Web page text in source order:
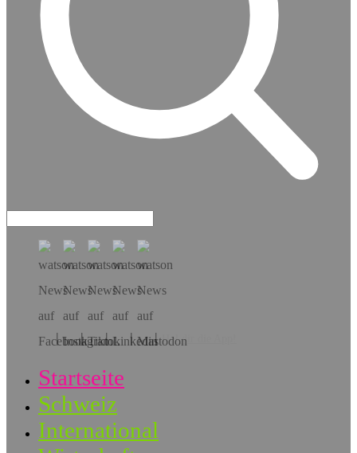
Hol dir die App!
Startseite
Schweiz
International